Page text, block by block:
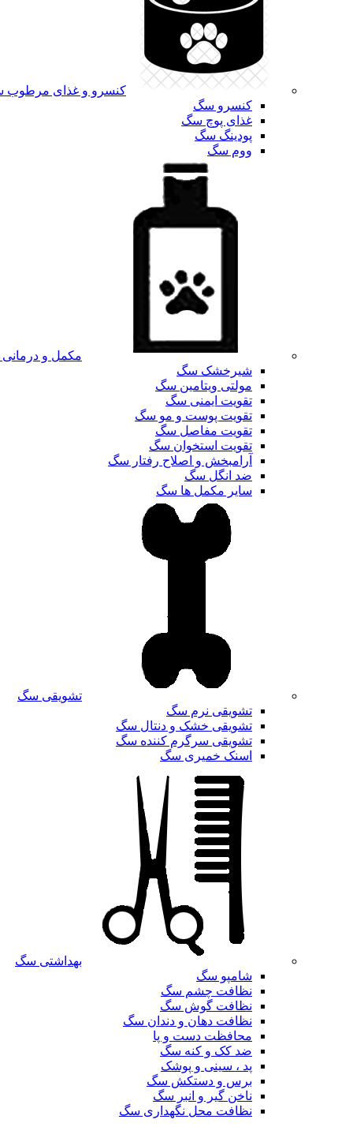
کنسرو و غذای
کنسرو سگ
غذای پوچ سگ
پودینگ سگ
ووم سگ
مکمل و
شیرخشک سگ
مولتی ویتامین سگ
تقویت ایمنی سگ
تقویت پوست و مو سگ
تقویت مفاصل سگ
تقویت استخوان سگ
آرامبخش و اصلاح رفتار سگ
ضد انگل سگ
سایر مکمل ها سگ
تشویقی سگ
تشویقی نرم سگ
تشویقی خشک و دنتال سگ
تشویقی سرگرم کننده سگ
اسنک خمیری سگ
بهداشتی سگ
شامپو سگ
نظافت چشم سگ
نظافت گوش سگ
نظافت دهان و دندان سگ
محافظت دست و پا
ضد کک و کنه سگ
پد ، سینی و پوشک
برس و دستکش سگ
ناخن گیر و انبر سگ
نظافت محل نگهداری سگ